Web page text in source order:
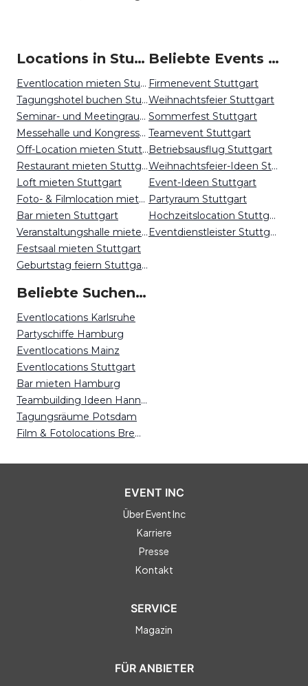
Locations in Stuttgart mieten
Eventlocation mieten Stuttgart
Tagungshotel buchen Stuttgart
Seminar- und Meetingraum mieten Stuttgart
Messehalle und Kongresszentrum mieten Stuttgart
Off-Location mieten Stuttgart
Restaurant mieten Stuttgart
Loft mieten Stuttgart
Foto- & Filmlocation mieten Stuttgart
Bar mieten Stuttgart
Veranstaltungshalle mieten Stuttgart
Festsaal mieten Stuttgart
Geburtstag feiern Stuttgart
Beliebte Events in Stuttgart
Firmenevent Stuttgart
Weihnachtsfeier Stuttgart
Sommerfest Stuttgart
Teamevent Stuttgart
Betriebsausflug Stuttgart
Weihnachtsfeier-Ideen Stuttgart
Event-Ideen Stuttgart
Partyraum Stuttgart
Hochzeitslocation Stuttgart
Eventdienstleister Stuttgart
Beliebte Suchen auf Event Inc
Eventlocations Karlsruhe
Partyschiffe Hamburg
Eventlocations Mainz
Eventlocations Stuttgart
Bar mieten Hamburg
Teambuilding Ideen Hannover
Tagungsräume Potsdam
Film & Fotolocations Bremen
EVENT INC
Über Event Inc
Karriere
Presse
Kontakt
SERVICE
Magazin
FÜR ANBIETER